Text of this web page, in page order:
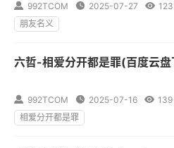
 992TCOM  2025-07-27  123
朋友名义
六哲-相爱分开都是罪(百度云盘
 992TCOM  2025-07-16  139
相爱分开都是罪